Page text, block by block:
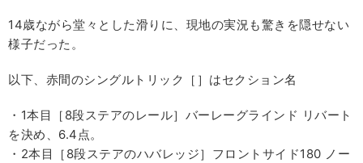
14歳ながら堂々とした滑りに、現地の実況も驚きを隠せない
様子だった。
以下、赤間のシングルトリック［］はセクション名
・1本目［8段ステアのレール］バーレーグラインド リバート
を決め、6.4点。
・2本目［8段ステアのハバレッジ］フロントサイド180 ノー